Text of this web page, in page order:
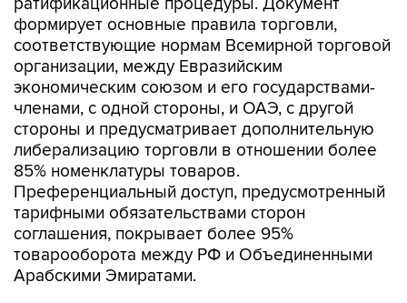
формирует основные правила торговли,
соответствующие нормам Всемирной торговой
организации, между Евразийским
экономическим союзом и его государствами-
членами, с одной стороны, и ОАЭ, с другой
стороны и предусматривает дополнительную
либерализацию торговли в отношении более
85% номенклатуры товаров.
Преференциальный доступ, предусмотренный
тарифными обязательствами сторон
соглашения, покрывает более 95%
товарооборота между РФ и Объединенными
Арабскими Эмиратами.